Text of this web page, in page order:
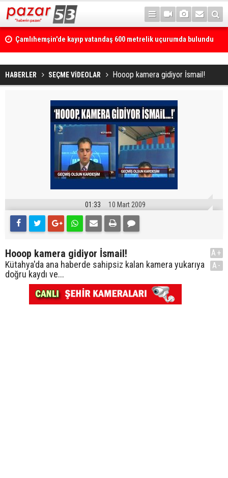
Çamlıhemşin'de kayıp vatandaş 600 metrelik uçurumda bulundu
HABERLER SEÇME VİDEOLAR Hooop kamera gidiyor İsmail!
01:33 10 Mart 2009
Hooop kamera gidiyor İsmail!
Kütahya'da ana haberde sahipsiz kalan kamera yukarıya
doğru kaydı ve...
A+
A-